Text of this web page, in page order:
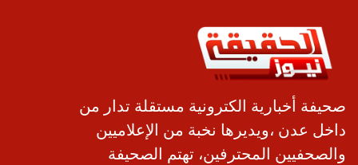
صحيفة أخبارية الكترونية مستقلة تدار من
داخل عدن ،ويديرها نخبة من الإعلاميين
والصحفيين المحترفين، تهتم الصحيفة